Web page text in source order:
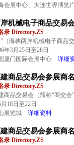
会展中心、大连世界博览
机械电子商品交易
录 Directory.ZS
（海峡两岸机械电子商品
年3月25日至28日
厦门国际会展中心
详细
商品交易会参展商
录 Directory.ZS
商品交易会（简称“商交会
18日至22日
展览城
详细资料
商品交易会参展商
录 Directory.ZS